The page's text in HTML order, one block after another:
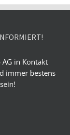
in Kontakt
immer bestens